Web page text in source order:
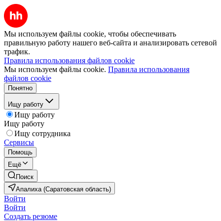
Мы используем файлы cookie, чтобы обеспечивать
правильную работу нашего веб-сайта и анализировать сетевой
трафик.
Правила использования файлов cookie
Мы используем файлы cookie. Правила использования
файлов cookie
Понятно
Ищу работу
Ищу работу
Ищу работу
Ищу сотрудника
Сервисы
Помощь
Ещё
Поиск
Апалиха (Саратовская область)
Войти
Войти
Создать резюме